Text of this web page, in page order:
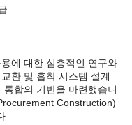
에 대한 심층적인 연구와
환 및 흡착 시스템 설계
합의 기반을 마련했습니
Construction)
.